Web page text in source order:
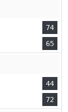
74
65
44
72